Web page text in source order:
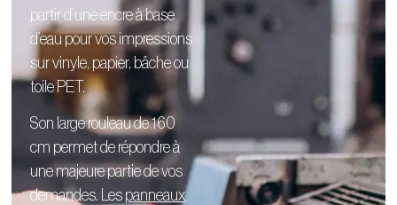
partir d’une encre à base
d’eau pour vos impressions
sur vinyle, papier, bâche ou
toile PET.
Son large rouleau de 160
cm permet de répondre à
une majeure partie de vos
demandes. Les panneaux